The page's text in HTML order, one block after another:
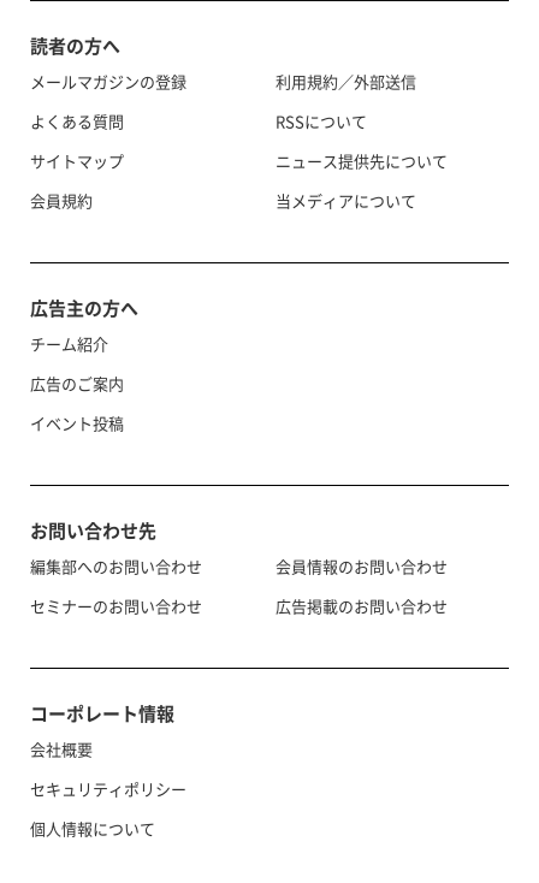
読者の方へ
メールマガジンの登録
よくある質問
サイトマップ
会員規約
利用規約／外部送信
RSSについて
ニュース提供先について
当メディアについて
広告主の方へ
チーム紹介
広告のご案内
イベント投稿
お問い合わせ先
編集部へのお問い合わせ
セミナーのお問い合わせ
会員情報のお問い合わせ
広告掲載のお問い合わせ
コーポレート情報
会社概要
セキュリティポリシー
個人情報について